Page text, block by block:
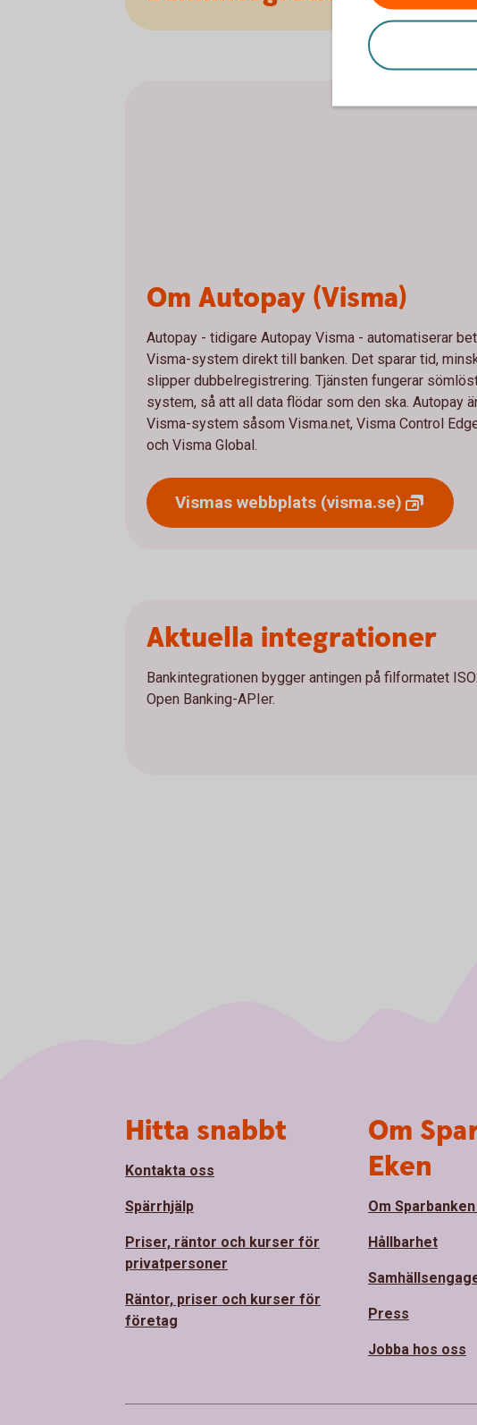
Om Autopay (Visma)
Autopay - tidigare Autopay Visma - automatiserar
Visma-system direkt till banken. Det sparar tid,
slipper dubbelregistrering. Tjänsten fungerar
system, så att all data flödar som den ska. Autopay
Visma-system såsom Visma.net, Visma Control
och Visma Global.
Vismas webbplats (visma.se)
Aktuella integrationer
Bankintegrationen bygger antingen på filformatet
Open Banking-APIer.
Hitta snabbt
Kontakta oss
Spärrhjälp
Priser, räntor och kurser för
privatpersoner
Räntor, priser och kurser för
företag
Om
Eken
Om
Hållbarhet
Press
Jobba hos oss